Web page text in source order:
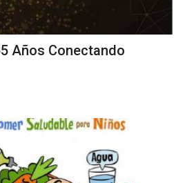
Años Conectando